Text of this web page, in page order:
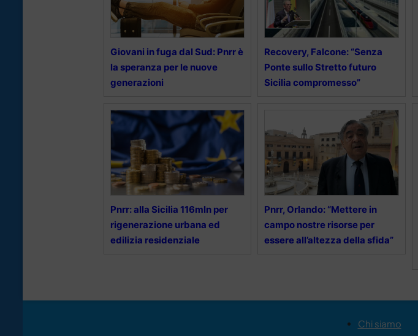
Giovani in fuga dal Sud: Pnrr è
la speranza per le nuove
generazioni
Recovery, Falcone: “Senza
Ponte sullo Stretto futuro
Sicilia compromesso”
Pnrr: alla Sicilia 116mln per
rigenerazione urbana ed
edilizia residenziale
Pnrr, Orlando: “Mettere in
campo nostre risorse per
essere all’altezza della sfida”
Chi siamo